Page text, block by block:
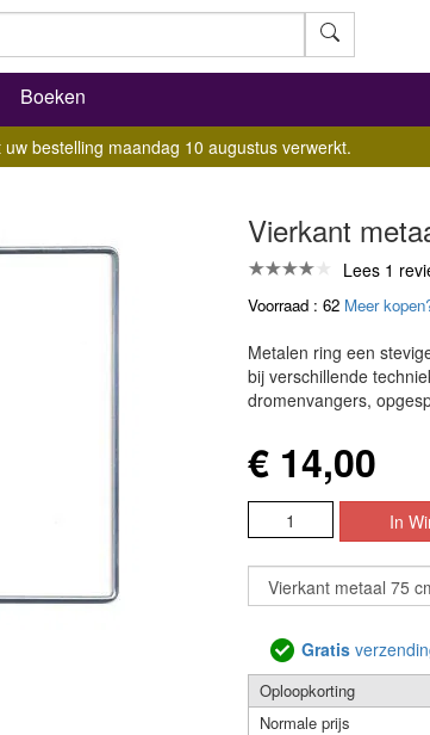
Boeken
bestelling maandag 10 augustus verwerkt.
Vierkant
Lees 1
Voorraad : 62 Meer
Metalen ring een
bij verschillende
dromenvangers,
€ 14,00
Gratis
Oploopkorting
Normale prijs